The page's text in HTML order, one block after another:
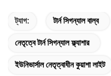
ট্যাগ: টার্ন সিগন্যাল বাল্ব
নেতৃত্বে টার্ন সিগন্যাল ফ্ল্যাশার
ইউনিভার্সাল নেতৃত্বাধীন কুয়াশা লাইট